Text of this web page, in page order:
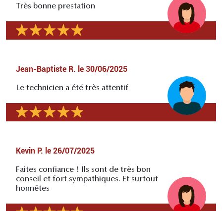
Très bonne prestation
Jean-Baptiste R. le 30/06/2025
Le technicien a été très attentif
Kevin P. le 26/07/2025
Faites confiance ! Ils sont de très bon
conseil et fort sympathiques. Et surtout
honnêtes